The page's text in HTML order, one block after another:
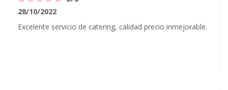
28/10/2022
Excelente servicio de catering, calidad precio inmejorable.